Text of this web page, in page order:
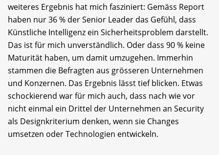
weiteres Ergebnis hat mich fasziniert: Gemäss Report
haben nur 36 % der Senior Leader das Gefühl, dass
Künstliche Intelligenz ein Sicherheitsproblem darstellt.
Das ist für mich unverständlich. Oder dass 90 % keine
Maturität haben, um damit umzugehen. Immerhin
stammen die Befragten aus grösseren Unternehmen
und Konzernen. Das Ergebnis lässt tief blicken. Etwas
schockierend war für mich auch, dass nach wie vor
nicht einmal ein Drittel der Unternehmen an Security
als Designkriterium denken, wenn sie Changes
umsetzen oder Technologien entwickeln.